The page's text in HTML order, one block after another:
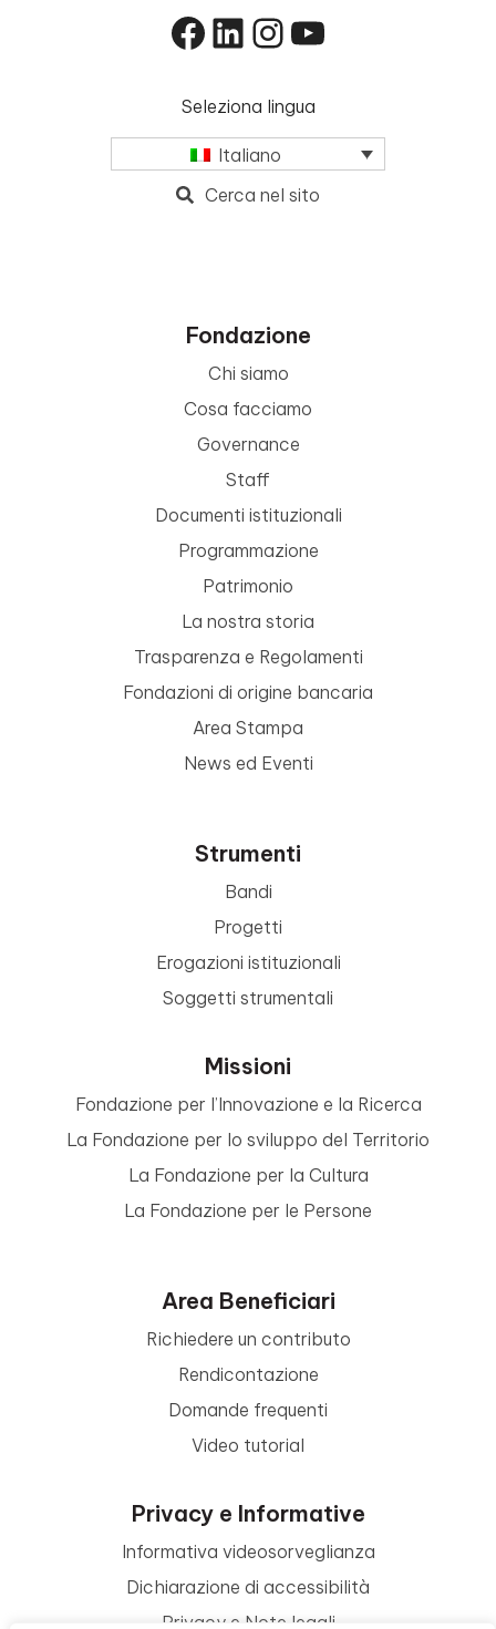
Facebook
LinkedIn
Instagram
YouTube
Seleziona lingua
Italiano
Cerca nel sito
Fondazione
Chi siamo
Cosa facciamo
Governance
Staff
Documenti istituzionali
Programmazione
Patrimonio
La nostra storia
Trasparenza e Regolamenti
Fondazioni di origine bancaria
Area Stampa
News ed Eventi
Strumenti
Bandi
Progetti
Erogazioni istituzionali
Soggetti strumentali
Missioni
Fondazione per l’Innovazione e la Ricerca
La Fondazione per lo sviluppo del Territorio
La Fondazione per la Cultura
La Fondazione per le Persone
Area Beneficiari
Richiedere un contributo
Rendicontazione
Domande frequenti
Video tutorial
Privacy e Informative
Informativa videosorveglianza
Dichiarazione di accessibilità
Privacy e Note legali